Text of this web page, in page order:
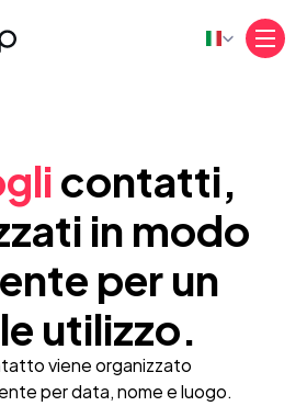
Select Language
contatti,
in modo
per un
utilizzo.
viene organizzato
per data, nome e luogo.